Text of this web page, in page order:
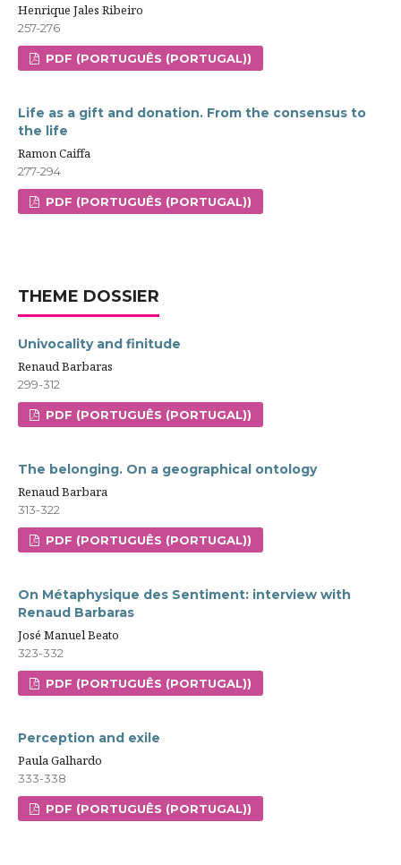
Henrique Jales Ribeiro
257-276
PDF (PORTUGUÊS (PORTUGAL))
Life as a gift and donation. From the consensus to
the life
Ramon Caiffa
277-294
PDF (PORTUGUÊS (PORTUGAL))
THEME DOSSIER
Univocality and finitude
Renaud Barbaras
299-312
PDF (PORTUGUÊS (PORTUGAL))
The belonging. On a geographical ontology
Renaud Barbara
313-322
PDF (PORTUGUÊS (PORTUGAL))
On Métaphysique des Sentiment: interview with
Renaud Barbaras
José Manuel Beato
323-332
PDF (PORTUGUÊS (PORTUGAL))
Perception and exile
Paula Galhardo
333-338
PDF (PORTUGUÊS (PORTUGAL))